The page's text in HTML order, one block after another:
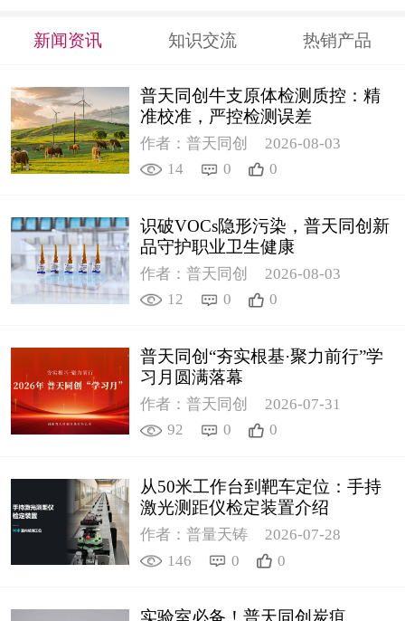
新闻资讯 知识交流 热销产品
普天同创牛支原体检测质控：精
准校准，严控检测误差
作者：普天同创
2026-08-03
14
0 0
识破VOCs隐形污染，普天同创新
品守护职业卫生健康
作者：普天同创
2026-08-03
12
0 0
普天同创“夯实根基·聚力前行”学
习月圆满落幕
作者：普天同创
2026-07-31
92
0 0
从50米工作台到靶车定位：手持
激光测距仪检定装置介绍
作者：普量天铸
2026-07-28
146
0 0